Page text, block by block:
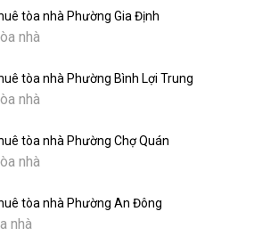
tòa nhà Phường Gia Định
nhà
tòa nhà Phường Bình Lợi Trung
nhà
tòa nhà Phường Chợ Quán
nhà
tòa nhà Phường An Đông
nhà